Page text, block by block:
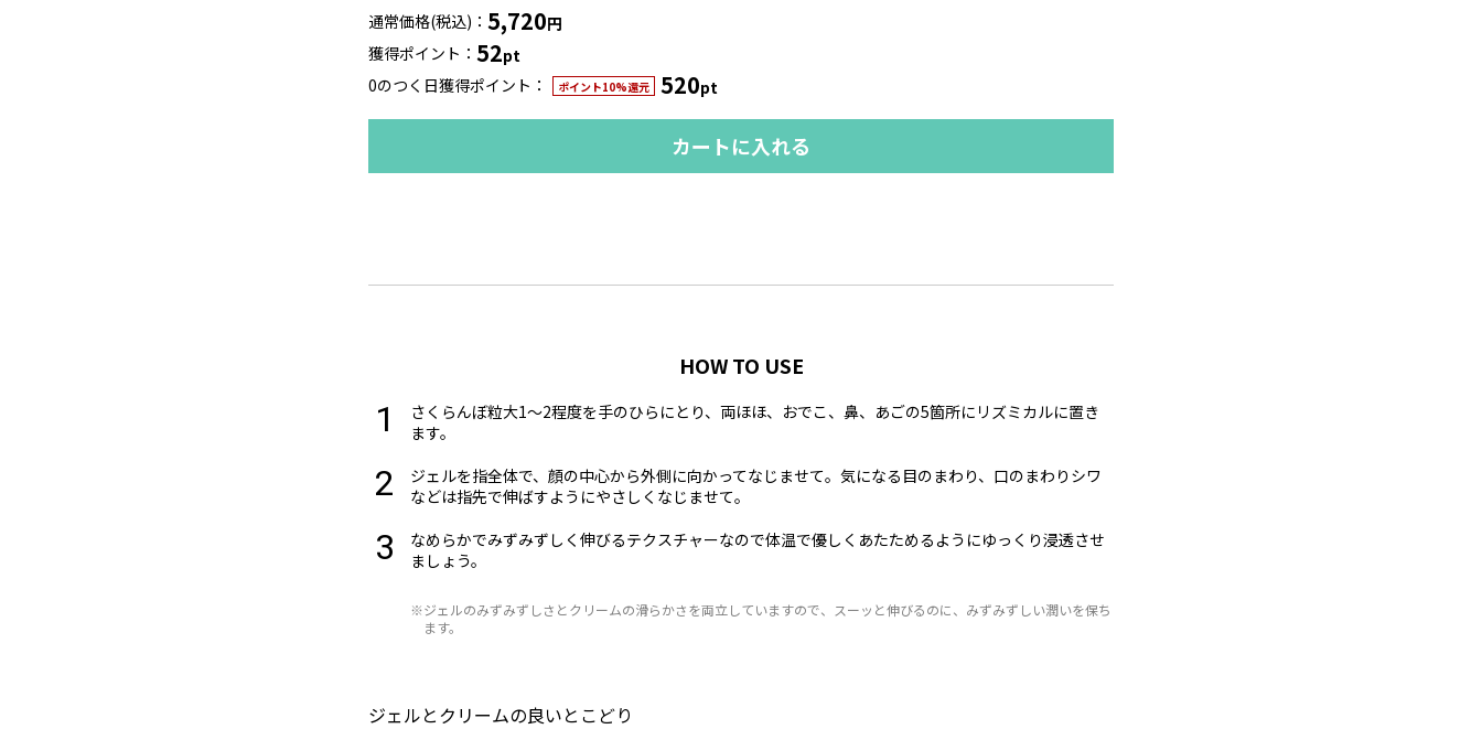
通常価格(税込) 5,720円
獲得ポイント
52pt
0のつく日獲得ポイント
ポイント10%還元 520pt
カートに入れる
HOW TO USE
さくらんぼ粒大1～2程度を手のひらにとり、両ほほ、おでこ、鼻、あごの5箇所にリズミカルに置き
ます。
ジェルを指全体で、顔の中心から外側に向かってなじませて。気になる目のまわり、口のまわりシワ
などは指先で伸ばすようにやさしくなじませて。
なめらかでみずみずしく伸びるテクスチャーなので体温で優しくあたためるようにゆっくり浸透させ
ましょう。
※ジェルのみずみずしさとクリームの滑らかさを両立していますので、スーッと伸びるのに、みずみずしい潤いを保ち
ます。
ジェルとクリームの良いとこどり